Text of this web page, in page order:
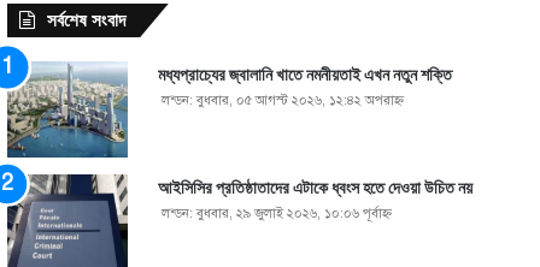
সর্বশেষ সংবাদ
মধ্যপ্রাচ্যের জ্বালানি খাতে নমনীয়তাই এখন নতুন শক্তি
লন্ডন: বুধবার, ০৫ আগস্ট ২০২৬, ১২:৪২ অপরাহ্ণ
আইসিসির প্রতিষ্ঠাতাদের এটাকে ধ্বংস হতে দেওয়া উচিত নয়
লন্ডন: বুধবার, ২৯ জুলাই ২০২৬, ১০:০৬ পূর্বাহ্ণ